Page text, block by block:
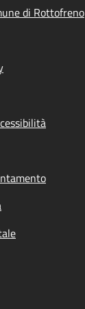
di Rottofreno